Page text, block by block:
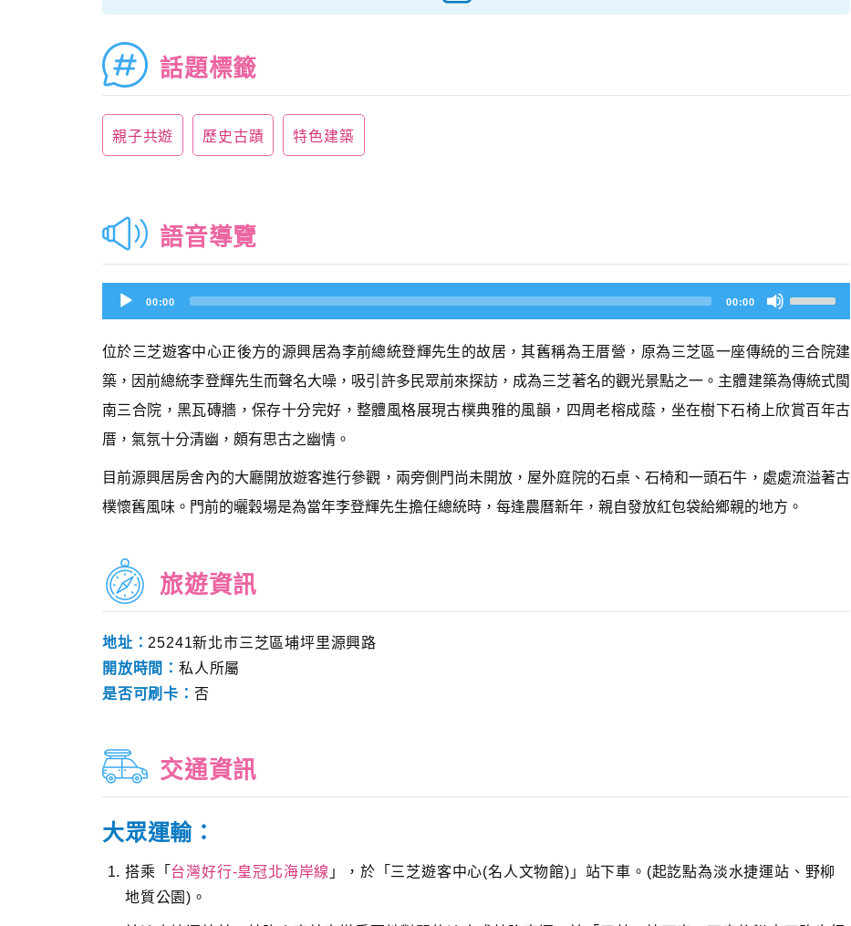
話題標籤
親子共遊 歷史古蹟 特色建築
語音導覽
Audio
Player00:00 00:00
s
e
p/
D
o
w
n
r
o
w
e
位於三芝遊客中心正後方的源興居為李前總統登輝先生的故居，其舊稱為王厝營，原為三芝區一座傳統的三合院建
築，因前總統李登輝先生而聲名大噪，吸引許多民眾前來探訪，成為三芝著名的觀光景點之一。主體建築為傳統式閩
南三合院，黑瓦磚牆，保存十分完好，整體風格展現古樸典雅的風韻，四周老榕成蔭，坐在樹下石椅上欣賞百年古
厝，氣氛十分清幽，頗有思古之幽情。
目前源興居房舍內的大廳開放遊客進行參觀，兩旁側門尚未開放，屋外庭院的石桌、石椅和一頭石牛，處處流溢著古
樸懷舊風味。門前的曬穀場是為當年李登輝先生擔任總統時，每逢農曆新年，親自發放紅包袋給鄉親的地方。
旅遊資訊
地址： 25241新北市三芝區埔坪里源興路
開放時間： 私人所屬
是否可刷卡： 否
交通資訊
大眾運輸：
搭乘「 台灣好行-皇冠北海岸線 」，於「三芝遊客中心(名人文物館)」站下車。(起訖點為淡水捷運站、野柳
地質公園)。